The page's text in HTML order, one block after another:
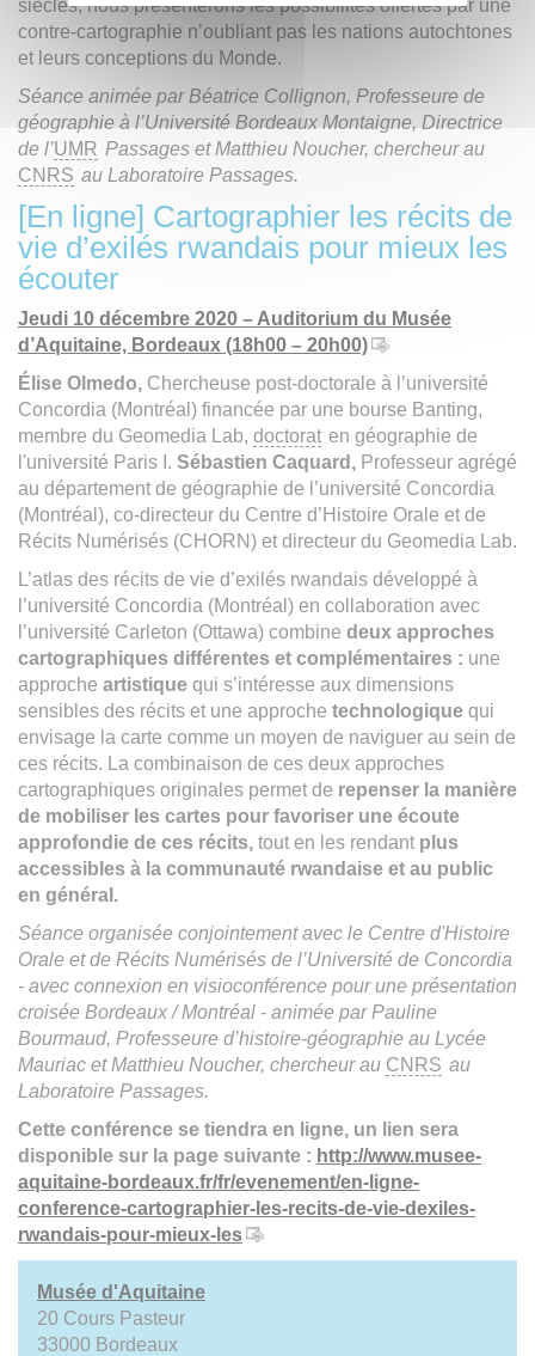
siècles, nous présenterons les possibilités offertes par une
contre-cartographie n’oubliant pas les nations autochtones
et leurs conceptions du Monde.
Séance animée par Béatrice Collignon, Professeure de
géographie à l’Université Bordeaux Montaigne, Directrice
de l’UMR Passages et Matthieu Noucher, chercheur au
CNRS au Laboratoire Passages.
[En ligne] Cartographier les récits de
vie d’exilés rwandais pour mieux les
écouter
Jeudi 10 décembre 2020 – Auditorium du Musée
d’Aquitaine, Bordeaux (18h00 – 20h00)
Élise Olmedo, Chercheuse post-doctorale à l’université
Concordia (Montréal) financée par une bourse Banting,
membre du Geomedia Lab, doctorat en géographie de
l'université Paris I. Sébastien Caquard, Professeur agrégé
au département de géographie de l’université Concordia
(Montréal), co-directeur du Centre d’Histoire Orale et de
Récits Numérisés (CHORN) et directeur du Geomedia Lab.
L’atlas des récits de vie d’exilés rwandais développé à
l’université Concordia (Montréal) en collaboration avec
l’université Carleton (Ottawa) combine deux approches
cartographiques différentes et complémentaires : une
approche artistique qui s’intéresse aux dimensions
sensibles des récits et une approche technologique qui
envisage la carte comme un moyen de naviguer au sein de
ces récits. La combinaison de ces deux approches
cartographiques originales permet de repenser la manière
de mobiliser les cartes pour favoriser une écoute
approfondie de ces récits, tout en les rendant plus
accessibles à la communauté rwandaise et au public
en général.
Séance organisée conjointement avec le Centre d'Histoire
Orale et de Récits Numérisés de l’Université de Concordia
- avec connexion en visioconférence pour une présentation
croisée Bordeaux / Montréal - animée par Pauline
Bourmaud, Professeure d’histoire-géographie au Lycée
Mauriac et Matthieu Noucher, chercheur au CNRS au
Laboratoire Passages.
Cette conférence se tiendra en ligne, un lien sera
disponible sur la page suivante : http://www.musee-
aquitaine-bordeaux.fr/fr/evenement/en-ligne-
conference-cartographier-les-recits-de-vie-dexiles-
rwandais-pour-mieux-les
Musée d'Aquitaine
20 Cours Pasteur
33000 Bordeaux